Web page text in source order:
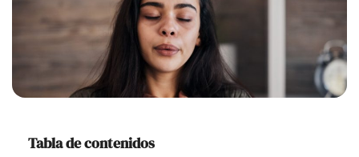
Cursos
Recursos
Tabla de contenidos